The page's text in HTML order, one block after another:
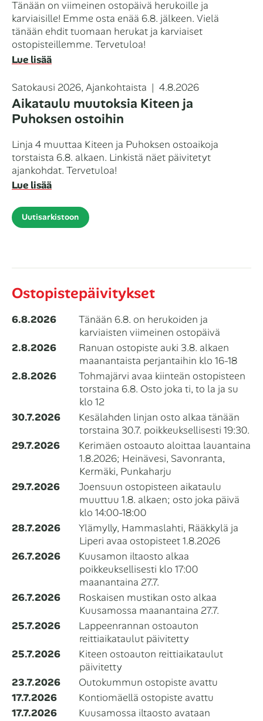
Tänään on viimeinen ostopäivä herukoille ja
karviaisille! Emme osta enää 6.8. jälkeen. Vielä
tänään ehdit tuomaan herukat ja karviaiset
ostopisteillemme. Tervetuloa!
Lue lisää
Kategoriat
Satokausi 2026, Ajankohtaista Julkaistu
4.8.2026
Aikataulu muutoksia Kiteen ja
Puhoksen ostoihin
Linja 4 muuttaa Kiteen ja Puhoksen ostoaikoja
torstaista 6.8. alkaen. Linkistä näet päivitetyt
ajankohdat. Tervetuloa!
Lue lisää
Uutisarkistoon
Ostopistepäivitykset
6.8.2026
Tänään 6.8. on herukoiden ja
karviaisten viimeinen ostopäivä
2.8.2026
Ranuan ostopiste auki 3.8. alkaen
maanantaista perjantaihin klo 16-18
2.8.2026
Tohmajärvi avaa kiinteän ostopisteen
torstaina 6.8. Osto joka ti, to la ja su
klo 12
30.7.2026
Kesälahden linjan osto alkaa tänään
torstaina 30.7. poikkeuksellisesti 19:30.
29.7.2026
Kerimäen ostoauto aloittaa lauantaina
1.8.2026; Heinävesi, Savonranta,
Kermäki, Punkaharju
29.7.2026
⁠Joensuun ostopisteen aikataulu
muuttuu 1.8. alkaen; osto joka päivä
klo 14:00-18:00
28.7.2026
Ylämylly, Hammaslahti, Rääkkylä ja
Liperi avaa ostopisteet 1.8.2026
26.7.2026
Kuusamon iltaosto alkaa
poikkeuksellisesti klo 17:00
maanantaina 27.7.
26.7.2026
Roskaisen mustikan osto alkaa
Kuusamossa maanantaina 27.7.
25.7.2026
Lappeenrannan ostoauton
reittiaikataulut päivitetty
25.7.2026
Kiteen ostoauton reittiaikataulut
päivitetty
23.7.2026
Outokummun ostopiste avattu
17.7.2026
Kontiomäellä ostopiste avattu
17.7.2026
Kuusamossa iltaosto avataan